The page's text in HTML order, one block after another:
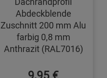
Abdeckblende
Zuschnitt 200 mm Alu
farbig 0,8 mm
Anthrazit (RAL7016)